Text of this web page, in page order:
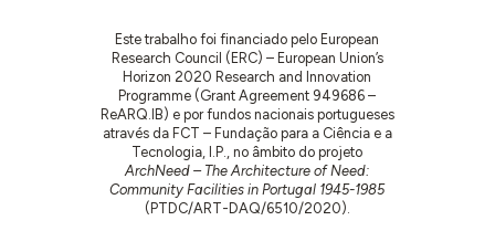
Este trabalho foi financiado pelo European
Research Council (ERC) – European Union’s
Horizon 2020 Research and Innovation
Programme (Grant Agreement 949686 –
ReARQ.IB) e por fundos nacionais portugueses
através da FCT – Fundação para a Ciência e a
Tecnologia, I.P., no âmbito do projeto
ArchNeed – The Architecture of Need:
Community Facilities in Portugal 1945-1985
(PTDC/ART-DAQ/6510/2020).